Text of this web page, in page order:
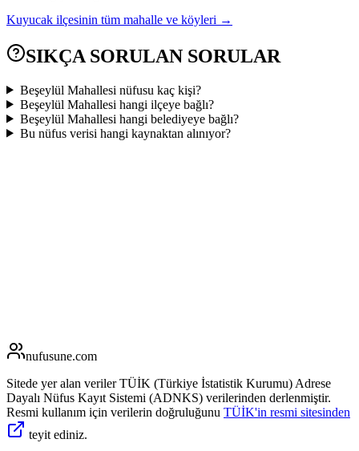
Kuyucak ilçesinin tüm mahalle ve köyleri →
SIKÇA SORULAN SORULAR
Beşeylül Mahallesi nüfusu kaç kişi?
Beşeylül Mahallesi hangi ilçeye bağlı?
Beşeylül Mahallesi hangi belediyeye bağlı?
Bu nüfus verisi hangi kaynaktan alınıyor?
nufusune.com
Sitede yer alan veriler TÜİK (Türkiye İstatistik Kurumu) Adrese
Dayalı Nüfus Kayıt Sistemi (ADNKS) verilerinden derlenmiştir.
Resmi kullanım için verilerin doğruluğunu TÜİK'in resmi sitesinden
teyit ediniz.